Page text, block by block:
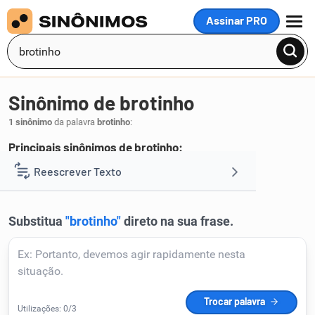
Assinar PRO
MENU
Reescrever Texto
Corrigir Texto
Sinônimo de brotinho
1 sinônimo da palavra brotinho:
Principais sinônimos de brotinho:
1 broto.